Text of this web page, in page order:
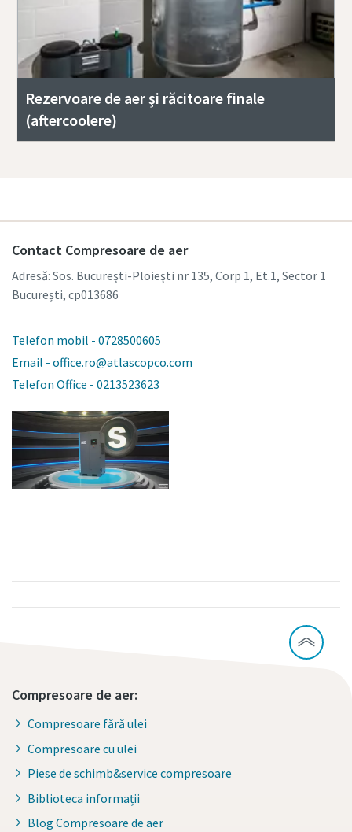
Rezervoare de aer şi răcitoare finale
(aftercoolere)
Contact Compresoare de aer
Adresă: Sos. București-Ploiești nr 135, Corp 1, Et.1, Sector 1
București, cp013686
Telefon mobil - 0728500605
Email - office.ro@atlascopco.com
Telefon Office - 0213523623
Compresoare de aer:
Compresoare fără ulei
Compresoare cu ulei
Piese de schimb&service compresoare
Biblioteca informații
Blog Compresoare de aer